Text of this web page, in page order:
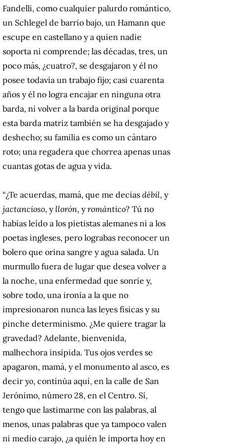
Fandelli, como cualquier palurdo romántico,
un Schlegel de barrio bajo, un Hamann que
escupe en castellano y a quien nadie
soporta ni comprende; las décadas, tres, un
poco más, ¿cuatro?, se desgajaron y él no
posee todavía un trabajo fijo; casi cuarenta
años y él no logra encajar en ninguna otra
barda, ni volver a la barda original porque
esta barda matriz también se ha desgajado y
deshecho; su familia es como un cántaro
roto; una regadera que chorrea apenas unas
cuantas gotas de agua y vida.
“¿Te acuerdas, mamá, que me decías débil, y
jactancioso, y llorón, yromántico? Tú no
habías leído a los pietistas alemanes ni a los
poetas ingleses, pero lograbas reconocer un
bolero que orina sangre y agua salada. Un
murmullo fuera de lugar que desea volver a
la noche, una enfermedad que sonríe y,
sobre todo, una ironía a la que no
impresionaron nunca las leyes físicas y su
pinche determinismo. ¿Me quiere tragar la
gravedad? Adelante, bienvenida,
malhechora insípida. Tus ojos verdes se
apagaron, mamá, y el monumento al asco, es
decir yo, continúa aquí, en la calle de San
Jerónimo, número 28, en el Centro. Sí,
tengo que lastimarme con las palabras, al
menos, unas palabras que ya tampoco valen
ni medio carajo, ¿a quién le importa hoy en